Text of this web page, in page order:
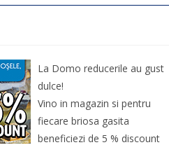
La Domo reducerile au gust
dulce!
Vino in magazin si pentru
fiecare briosa gasita
beneficiezi de 5 % discount